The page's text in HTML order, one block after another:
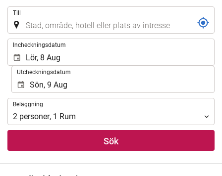
Till
Incheckningsdatum
Utcheckningsdatum
Beläggning
Beläggning
2 personer, 1 Rum
Sök